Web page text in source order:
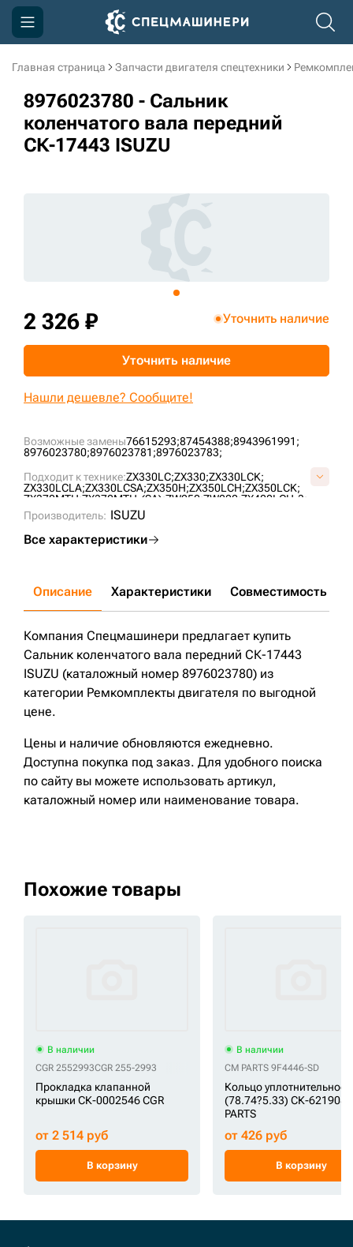
Главная страница Запчасти двигателя спецтехники
8976023780 - Сальник
коленчатого вала передний
СК-17443 ISUZU
Возможные замены76615293;87454388;8943961991;
8976023780;8976023781;8976023783;
Подходит к технике:ZX330LC;ZX330;ZX330LCK;
ZX330LCLA;ZX330LCSA;ZX350H;ZX350LCH;ZX350LCK;
ZX370MTH;ZX370MTH-(SA);ZW250;ZW220;ZX400LCH-3;
ZX330-3;
ZX3303-(B);ZX330LC-3;
ZX330LC3-(LA);ZX330LC3-(SA);
ZX350K-3;
ZX350LCK3(C-B);ZX350LCK3-AP;
Производитель: ISUZU
Все характеристики
2 326 ₽ Уточнить наличие
Уточнить наличие
Нашли дешевле? Сообщите!
Описание Характеристики Совместимость
Компания Спецмашинери предлагает купить
Сальник коленчатого вала передний СК-17443
ISUZU (каталожный номер 8976023780) из
категории Ремкомплекты двигателя по выгодной
цене.
Цены и наличие обновляются ежедневно.
Доступна покупка под заказ. Для удобного поиска
по сайту вы можете использовать артикул,
каталожный номер или наименование товара.
Похожие товары
В наличии
CGR 2552993CGR 255-2993
Прокладка клапанной
крышки СК-0002546 CGR
от 2 514 руб
В корзину
В наличии
CM PARTS 9F4446-SD
Кольцо уплотнительное
(78.74?5.33) СК-
PARTS
от 426 руб
В корзину
Компания
Акции
Доставка и оплата
sksale@skdst.ru
+7 (499) 394-50-93